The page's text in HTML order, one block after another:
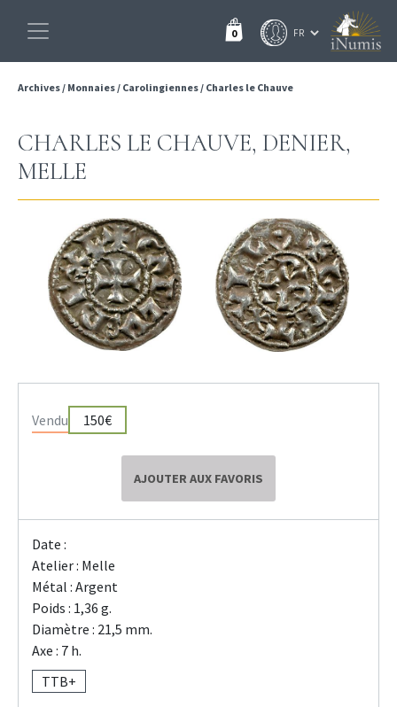
0
Archives/ Monnaies/ Carolingiennes/ Charles le Chauve
CHARLES LE CHAUVE, DENIER,
MELLE
Vendu 150€
AJOUTER AUX FAVORIS
Date :
Atelier : Melle
Métal : Argent
Poids : 1,36 g.
Diamètre : 21,5 mm.
Axe : 7 h.
TTB+